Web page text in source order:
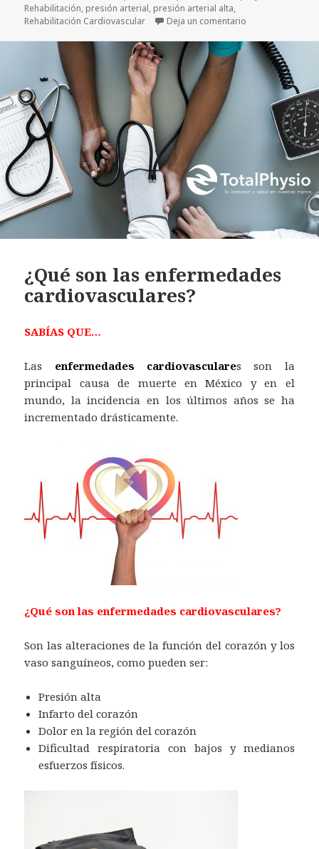
Rehabilitación, presión arterial, presión arterial alta,
Rehabilitación Cardiovascular
Deja un comentario
¿Qué son las enfermedades
cardiovasculares?
SABÍAS QUE…
Las enfermedades cardiovasculares son la
principal causa de muerte en México y en el
mundo, la incidencia en los últimos años se ha
incrementado drásticamente.
¿Qué son las enfermedades cardiovasculares?
Son las alteraciones de la función del corazón y los
vaso sanguíneos, como pueden ser:
Presión alta
Infarto del corazón
Dolor en la región del corazón
Dificultad respiratoria con bajos y medianos
esfuerzos físicos.